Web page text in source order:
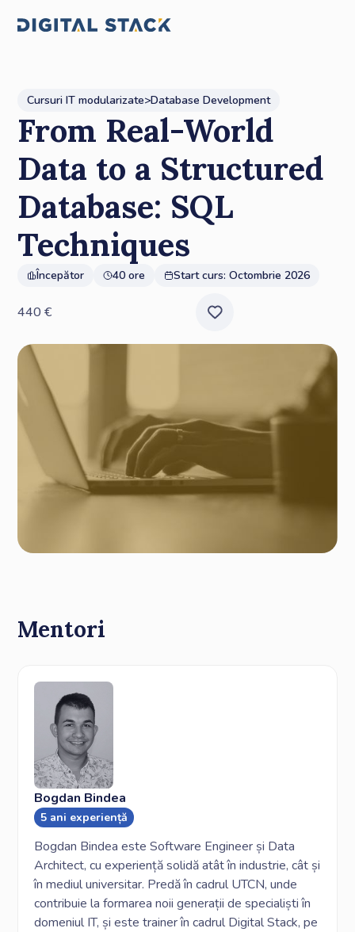
Cursuri IT modularizate>Database Development
From Real-World
Data to a Structured
Database: SQL
Techniques
Începător 40 ore Start curs: Octombrie 2026
440 €
Mentori
Bogdan Bindea
5 ani experiență
Bogdan Bindea este Software Engineer și Data
Architect, cu experiență solidă atât în industrie, cât și
în mediul universitar. Predă în cadrul UTCN, unde
contribuie la formarea noii generații de specialiști în
domeniul IT, și este trainer în cadrul Digital Stack, pe